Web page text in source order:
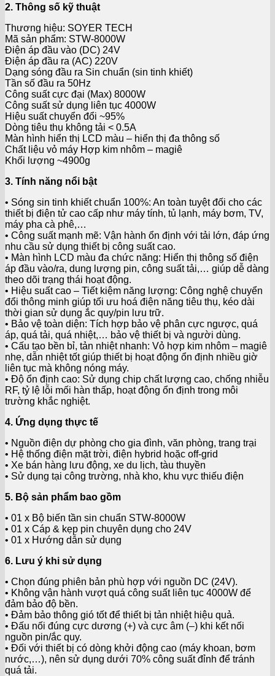
2. Thông số kỹ thuật
Thương hiệu: SOYER TECH
Mã sản phẩm: STW-8000W
Điện áp đầu vào (DC) 24V
Điện áp đầu ra (AC) 220V
Dạng sóng đầu ra Sin chuẩn (sin tinh khiết)
Tần số đầu ra 50Hz
Công suất cực đại (Max) 8000W
Công suất sử dụng liên tục 4000W
Hiệu suất chuyển đổi ~95%
Dòng tiêu thụ không tải < 0.5A
Màn hình hiển thị LCD màu – hiển thị đa thông số
Chất liệu vỏ máy Hợp kim nhôm – magiê
Khối lượng ~4900g
3. Tính năng nổi bật
• Sóng sin tinh khiết chuẩn 100%: An toàn tuyệt đối cho các
thiết bị điện tử cao cấp như máy tính, tủ lạnh, máy bơm, TV,
máy pha cà phê,…
• Công suất mạnh mẽ: Vận hành ổn định với tải lớn, đáp ứng
nhu cầu sử dụng thiết bị công suất cao.
• Màn hình LCD màu đa chức năng: Hiển thị thông số điện
áp đầu vào/ra, dung lượng pin, công suất tải,… giúp dễ dàng
theo dõi trạng thái hoạt động.
• Hiệu suất cao – Tiết kiệm năng lượng: Công nghệ chuyển
đổi thông minh giúp tối ưu hoá điện năng tiêu thụ, kéo dài
thời gian sử dụng ắc quy/pin lưu trữ.
• Bảo vệ toàn diện: Tích hợp bảo vệ phân cực ngược, quá
áp, quá tải, quá nhiệt,… bảo vệ thiết bị và người dùng.
• Cấu tạo bền bỉ, tản nhiệt nhanh: Vỏ hợp kim nhôm – magiê
nhẹ, dẫn nhiệt tốt giúp thiết bị hoạt động ổn định nhiều giờ
liên tục mà không nóng máy.
• Độ ổn định cao: Sử dụng chip chất lượng cao, chống nhiễu
RF, tỷ lệ lỗi mối hàn thấp, hoạt động ổn định trong môi
trường khắc nghiệt.
4. Ứng dụng thực tế
• Nguồn điện dự phòng cho gia đình, văn phòng, trang trại
• Hệ thống điện mặt trời, điện hybrid hoặc off-grid
• Xe bán hàng lưu động, xe du lịch, tàu thuyền
• Sử dụng tại công trường, nhà kho, khu vực thiếu điện
5. Bộ sản phẩm bao gồm
• 01 x Bộ biến tần sin chuẩn STW-8000W
• 01 x Cáp & kẹp pin chuyên dụng cho 24V
• 01 x Hướng dẫn sử dụng
6. Lưu ý khi sử dụng
• Chọn đúng phiên bản phù hợp với nguồn DC (24V).
• Không vận hành vượt quá công suất liên tục 4000W để
đảm bảo độ bền.
• Đảm bảo thông gió tốt để thiết bị tản nhiệt hiệu quả.
• Đấu nối đúng cực dương (+) và cực âm (–) khi kết nối
nguồn pin/ắc quy.
• Đối với thiết bị có dòng khởi động cao (máy khoan, bơm
nước,…), nên sử dụng dưới 70% công suất đỉnh để tránh
quá tải.